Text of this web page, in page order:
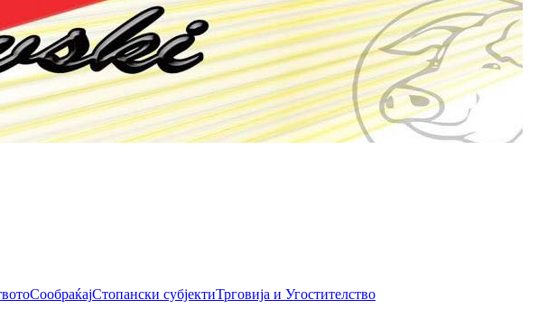
СообраќајСтопански субјектиТрговија и Угостителство